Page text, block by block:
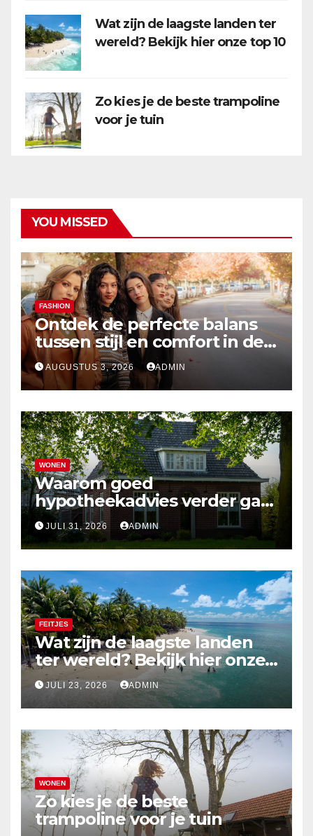
Wat zijn de laagste landen ter
wereld? Bekijk hier onze top 10
Zo kies je de beste trampoline
voor je tuin
YOU MISSED
FASHION
Ontdek de perfecte balans
tussen stijl en comfort in de
nieuwste damesmode
AUGUSTUS 3, 2026 ADMIN
WONEN
Waarom goed
hypotheekadvies verder gaat
dan alleen cijfers
JULI 31, 2026 ADMIN
FEITJES
Wat zijn de laagste landen
ter wereld? Bekijk hier onze
top 10
JULI 23, 2026 ADMIN
WONEN
Zo kies je de beste
trampoline voor je tuin